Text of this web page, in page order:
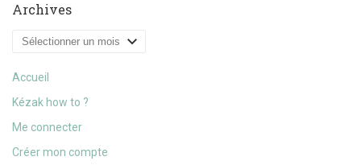
Archives
Archives
Accueil
Kézak how to ?
Me connecter
Créer mon compte